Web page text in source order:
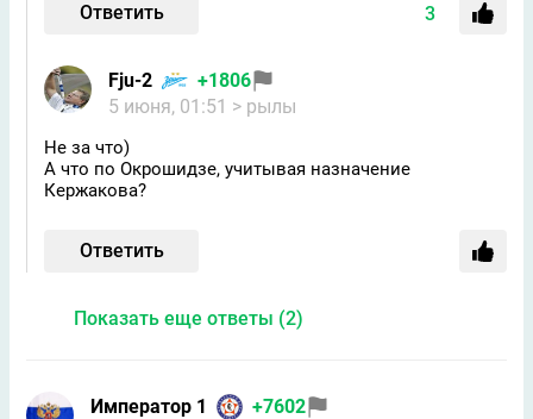
Ответить 3
Fju-2
+1806
5 июня, 01:51 > рылы
Не за что)
А что по Окрошидзе, учитывая назначение
Кержакова?
Ответить
Показать еще ответы (2)
Император 1
+7602